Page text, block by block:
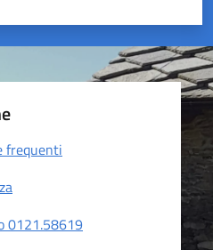
su 5
5
frequenti
0121.58619